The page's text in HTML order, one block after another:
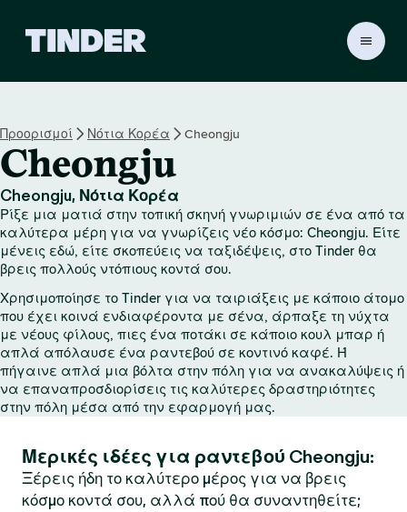
ή
σ
ε
λ
ί
δ
α
T
n
d
e
r
Προορισμοί Νότια Κορέα Cheongju
Cheongju
Cheongju, Νότια Κορέα
Ρίξε μια ματιά στην τοπική σκηνή γνωριμιών σε ένα από τα
καλύτερα μέρη για να γνωρίζεις νέο κόσμο: Cheongju. Είτε
μένεις εδώ, είτε σκοπεύεις να ταξιδέψεις, στο Tinder θα
βρεις πολλούς ντόπιους κοντά σου.
Χρησιμοποίησε το Tinder για να ταιριάξεις με κάποιο άτομο
που έχει κοινά ενδιαφέροντα με σένα, άρπαξε τη νύχτα
με νέους φίλους, πιες ένα ποτάκι σε κάποιο κουλ μπαρ ή
απλά απόλαυσε ένα ραντεβού σε κοντινό καφέ. Ή
πήγαινε απλά μια βόλτα στην πόλη για να ανακαλύψεις ή
να επαναπροσδιορίσεις τις καλύτερες δραστηριότητες
στην πόλη μέσα από την εφαρμογή μας.
Μερικές ιδέες για ραντεβού Cheongju:
Ξέρεις ήδη το καλύτερο μέρος για να βρεις
κόσμο κοντά σου, αλλά πού θα συναντηθείτε;